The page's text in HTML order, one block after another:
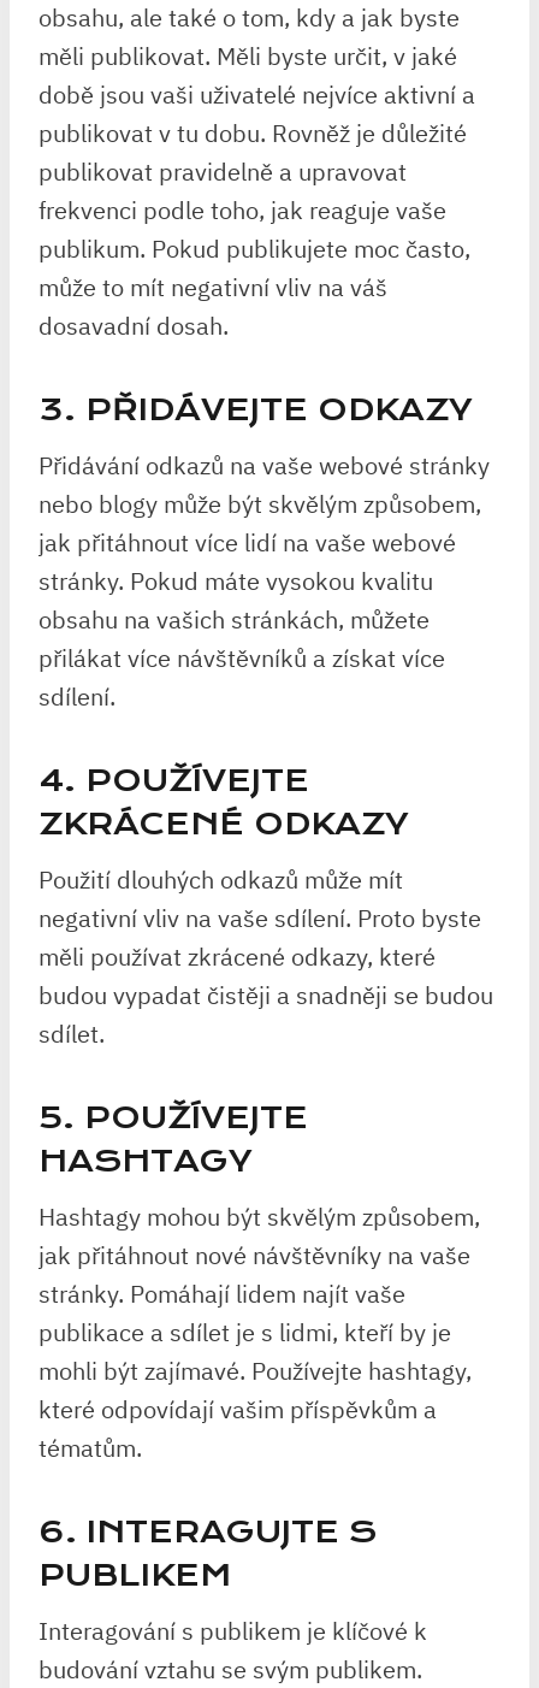
obsahu, ale také o tom, kdy a jak byste
měli publikovat. Měli byste určit, v jaké
době jsou vaši uživatelé nejvíce aktivní a
publikovat v tu dobu. Rovněž je důležité
publikovat pravidelně a upravovat
frekvenci podle toho, jak reaguje vaše
publikum. Pokud publikujete moc často,
může to mít negativní vliv na váš
dosavadní dosah.
3. PŘIDÁVEJTE ODKAZY
Přidávání odkazů na vaše webové stránky
nebo blogy může být skvělým způsobem,
jak přitáhnout více lidí na vaše webové
stránky. Pokud máte vysokou kvalitu
obsahu na vašich stránkách, můžete
přilákat více návštěvníků a získat více
sdílení.
4. POUŽÍVEJTE
ZKRÁCENÉ ODKAZY
Použití dlouhých odkazů může mít
negativní vliv na vaše sdílení. Proto byste
měli používat zkrácené odkazy, které
budou vypadat čistěji a snadněji se budou
sdílet.
5. POUŽÍVEJTE
HASHTAGY
Hashtagy mohou být skvělým způsobem,
jak přitáhnout nové návštěvníky na vaše
stránky. Pomáhají lidem najít vaše
publikace a sdílet je s lidmi, kteří by je
mohli být zajímavé. Používejte hashtagy,
které odpovídají vašim příspěvkům a
tématům.
6. INTERAGUJTE S
PUBLIKEM
Interagování s publikem je klíčové k
budování vztahu se svým publikem.